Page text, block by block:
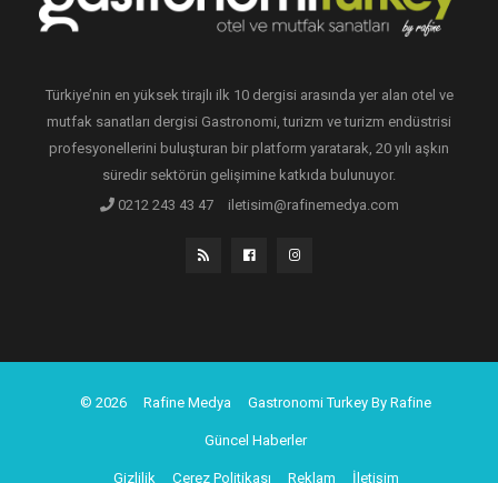
Türkiye’nin en yüksek tirajlı ilk 10 dergisi arasında yer alan otel ve
mutfak sanatları dergisi Gastronomi, turizm ve turizm endüstrisi
profesyonellerini buluşturan bir platform yaratarak, 20 yılı aşkın
süredir sektörün gelişimine katkıda bulunuyor.
0212 243 43 47
iletisim@rafinemedya.com
© 2026 Rafine Medya Gastronomi Turkey By Rafine
Güncel Haberler
Gizlilik Çerez Politikası Reklam İletişim